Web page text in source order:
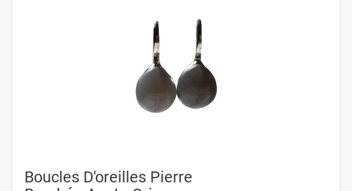
Boucles D'oreilles Pierre